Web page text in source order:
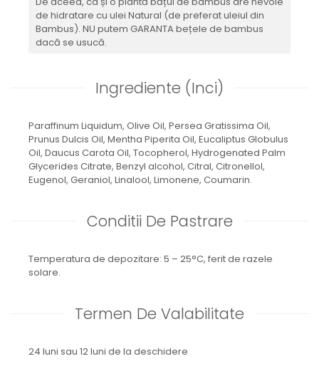
de hidratare cu ulei Natural (de preferat uleiul din
Bambus). NU putem GARANTA bețele de bambus
dacă se usucă.
Ingrediente (Inci)
Paraffinum Liquidum, Olive Oil, Persea Gratissima Oil,
Prunus Dulcis Oil, Mentha Piperita Oil, Eucaliptus Globulus
Oil, Daucus Carota Oil, Tocopherol, Hydrogenated Palm
Glycerides Citrate, Benzyl alcohol, Citral, Citronellol,
Eugenol, Geraniol, Linalool, Limonene, Coumarin.
Conditii De Pastrare
Temperatura de depozitare: 5 – 25°C, ferit de razele
solare.
Termen De Valabilitate
24 luni sau 12 luni de la deschidere